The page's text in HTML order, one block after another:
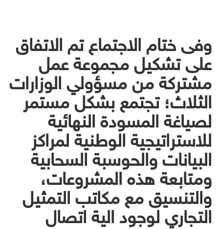
وفى ختام الاجتماع تم الاتفاق
على تشكيل مجموعة عمل
مشتركة من مسؤولي الوزارات
الثلاث؛ تجتمع بشكل مستمر
لصياغة المسودة النهائية
للاستراتيجية الوطنية لمراكز
البيانات والحوسبة السحابية
ومتابعة هذه المشروعات،
والتنسيق مع مكاتب التمثيل
التجاري لوجود الية اتصال